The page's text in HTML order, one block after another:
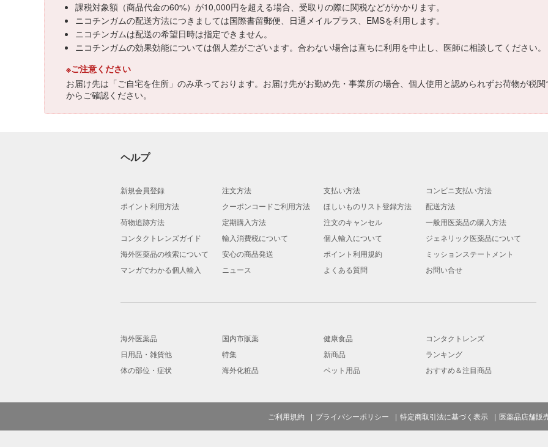
課税対象額（商品代金の60%）が10,000円を超える場合、受取りの際に関税などがかかります。
ニコチンガムの配送方法につきましては国際書留郵便、日通メイルプラス、EMSを利用します。
ニコチンガムは配送の希望日時は指定できません。
ニコチンガムの効果効能については個人差がございます。合わない場合は直ちに利用を中止し、医師に相談してください。
※ご注意ください
お届け先は「ご自宅を住所」のみ承っております。お届け先がお勤め先・事業所の場合、個人使用と認められずお荷物が税
からご確認ください。
ヘルプ
新規会員登録 注文方法 支払い方法
コンビニ支払い方法
ポイント利用方法
クーポンコードご利用方法 ほしいものリスト登録方法
配送方法
荷物追跡方法
定期購入方法 注文のキャンセル
一般用医薬品の購入方法
コンタクトレンズガイド
輸入消費税について 個人輸入について
ジェネリック医薬品について
海外医薬品の検索について
安心の商品発送 ポイント利用規約
ミッションステートメント
マンガでわかる個人輸入
ニュース よくある質問 お問い合せ
海外医薬品 国内市販薬 健康食品
コンタクトレンズ
日用品・雑貨他
特集 新商品
ランキング
体の部位・症状
海外化粧品 ペット用品 おすすめ＆注目商品
ご利用規約 プライバシーポリシー 特定商取引法に基づく表示 医薬品店舗販